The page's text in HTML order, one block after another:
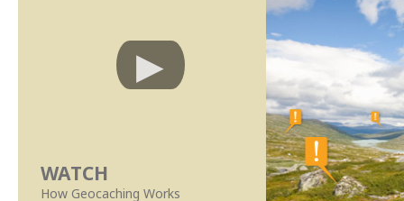
WATCH
How Geocaching Works